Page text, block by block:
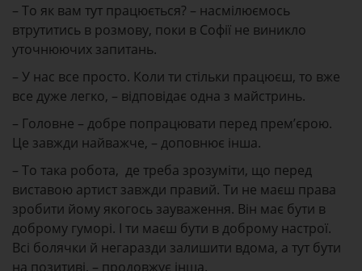
– То як вам тут працюється? – насмілюємось
втрутитись в розмову, поки в Софії не виникло
уточнюючих запитань.
– У нас все просто. Коли ти стільки працюєш, то вже
все дуже легко, – відповідає одна з майстринь.
– Головне – добре попрацювати перед прем’єрою.
Це завжди найважче, – доповнює інша.
– То така робота, де треба зрозуміти, що перед
виставою артист завжди правий. Ти не маєш права
зробити йому якогось зауваження. Він має бути в
доброму гуморі. І ти маєш бути в доброму настрої.
Всі болячки й негаразди залишити вдома, а тут бути
на позитиві, – продовжує інша.